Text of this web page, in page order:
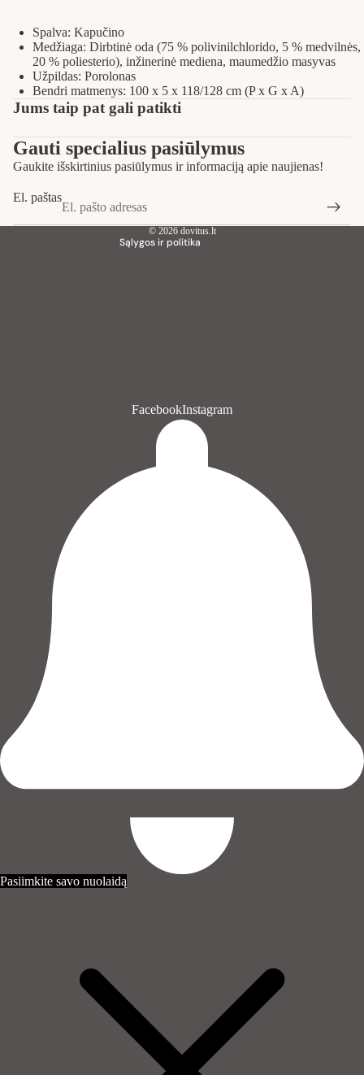
Spalva: Kapučino
Medžiaga: Dirbtinė oda (75 % polivinilchlorido, 5 % medvilnės,
20 % poliesterio), inžinerinė mediena, maumedžio masyvas
Užpildas: Porolonas
Bendri matmenys: 100 x 5 x 118/128 cm (P x G x A)
Jums taip pat gali patikti
Gauti specialius pasiūlymus
Gaukite išskirtinius pasiūlymus ir informaciją apie naujienas!
El. paštas
© 2026 dovitus.lt
Sąlygos ir politika
Privatumo strategija
Paslaugų teikimo sąlygos
Siuntimo politika
Teisinis pranešimas
FacebookInstagram
Pasiimkite savo nuolaidą